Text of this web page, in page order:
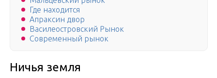
Где находится
Апраксин двор
Василеостровский Рынок
Современный рынок
Ничья земля